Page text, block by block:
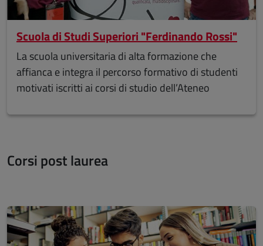
Scuola di Studi Superiori "Ferdinando Rossi"
La scuola universitaria di alta formazione che
affianca e integra il percorso formativo di studenti
motivati iscritti ai corsi di studio dell’Ateneo
Corsi post laurea